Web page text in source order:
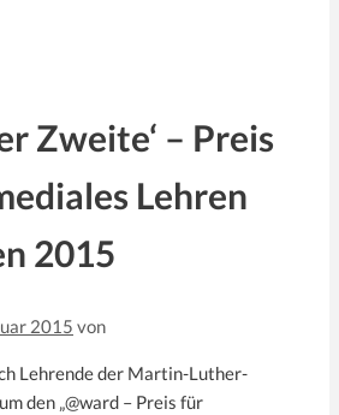
Zweite‘ – Preis
Lehren
2015
2015 von
Lehrende der Martin-Luther-
den „@ward – Preis für